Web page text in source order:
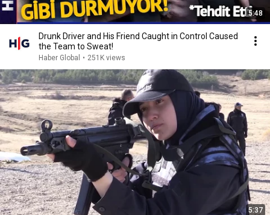
5:48
Drunk Driver and His Friend Caught in Control Caused
the Team to Sweat!
Haber Global • 251K views
5:37